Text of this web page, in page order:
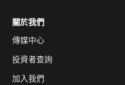
關於我們
傳媒中心
投資者查詢
加入我們